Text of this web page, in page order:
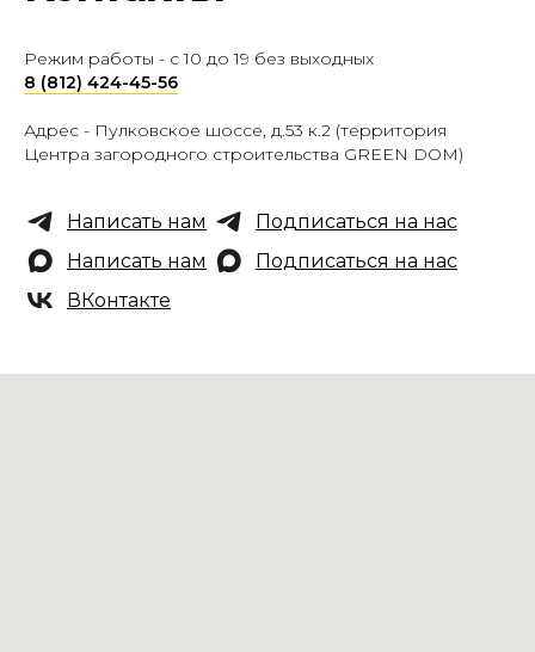
Режим работы - с 10 до 19 без выходных
8 (812) 424-45-56
Адрес - Пулковское шоссе, д.53 к.2 (территория
Центра загородного строительства GREEN DOM)
Написать нам
Подписаться на нас
Написать нам
Подписаться на нас
ВКонтакте